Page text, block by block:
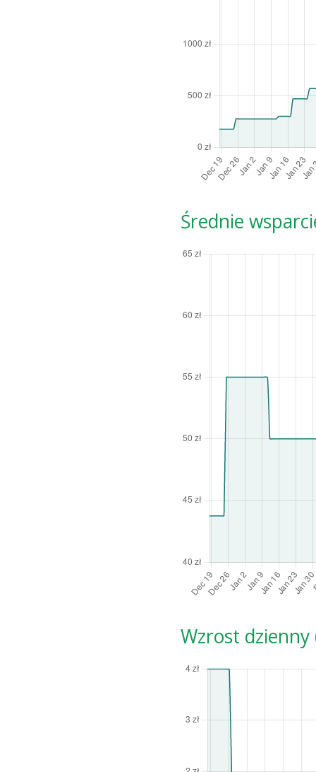
Średnie
Wzrost